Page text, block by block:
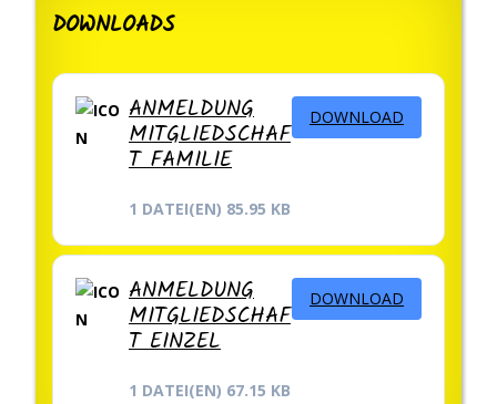
DOWNLOADS
ANMELDUNG
MITGLIEDSCHAF
T FAMILIE
1 DATEI(EN) 85.95 KB
DOWNLOAD
ANMELDUNG
MITGLIEDSCHAF
T EINZEL
1 DATEI(EN) 67.15 KB
DOWNLOAD